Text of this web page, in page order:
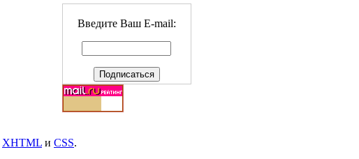
Введите Ваш E-mail:
XHTML и CSS.